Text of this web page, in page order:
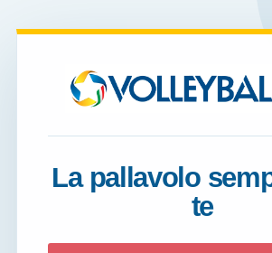
La pallavolo
te